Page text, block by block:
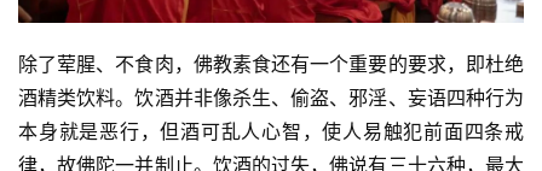
菩
专
题
除了荤腥、不食肉，佛教素食还有一个重要的要求，即杜绝
酒精类饮料。饮酒并非像杀生、偷盗、邪淫、妄语四种行为
本身就是恶行，但酒可乱人心智，使人易触犯前面四条戒
律，故佛陀一并制止。饮酒的过失，佛说有三十六种，最大